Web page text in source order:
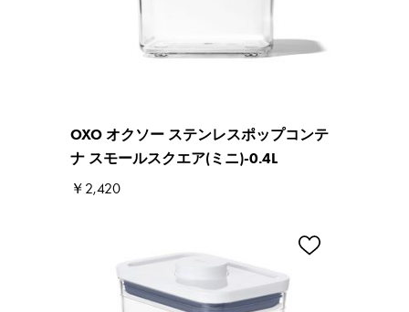
OXO オクソー ステンレスポップコンテ
ナ スモールスクエア(ミニ)-0.4L
￥2,420